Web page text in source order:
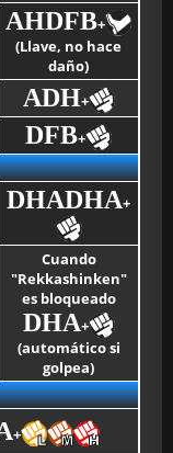
AHDFB+
(Llave, no hace
daño)
ADH+
DFB+
DHADHA+
Cuando
"Rekkashinken"
es bloqueado
DHA+
(automático si
golpea)
+